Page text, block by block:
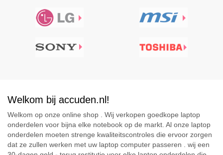
Welkom bij accuden.nl!
Welkom op onze online shop . Wij verkopen goedkope laptop
onderdelen voor bijna elke notebook op de markt. Al onze laptop
onderdelen moeten strenge kwaliteitscontroles die ervoor zorgen
dat ze zullen werken met uw laptop computer passeren . wij een